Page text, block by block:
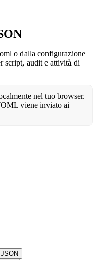
o dalla configurazione
script, audit e attività di
nel tuo browser.
viene inviato ai